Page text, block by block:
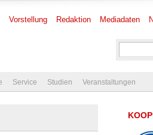
Vorstellung Redaktion Mediadaten
Service Studien Veranstaltungen